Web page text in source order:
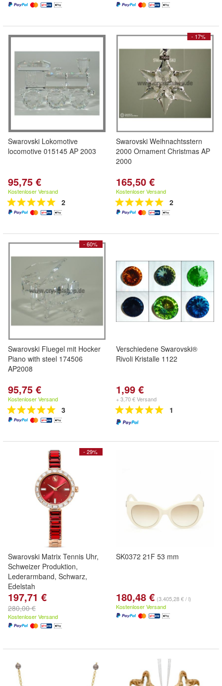
Swarovski Lokomotive
locomotive 015145 AP 2003
95,75 €
Kostenloser Versand
2
- 17%
Swarovski Weihnachtsstern
2000 Ornament Christmas AP
2000
165,50 €
Kostenloser Versand
2
- 60%
Swarovski Fluegel mit Hocker
Piano with steel 174506
AP2008
95,75 €
Kostenloser Versand
3
Verschiedene Swarovski®
Rivoli Kristalle 1122
1,99 €
+ 3,70 € Versand
1
- 29%
Swarovski Matrix Tennis Uhr,
Schweizer Produktion,
Lederarmband, Schwarz,
Edelstah
197,71 €
280,00 €
Kostenloser Versand
SK0372 21F 53 mm
180,48 € (3.405,28 € / l)
Kostenloser Versand